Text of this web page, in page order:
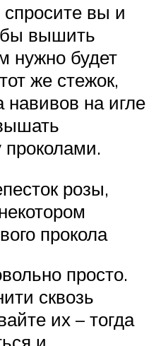
спросите вы и
вышить
нужно будет
же стежок,
навивов на игле
розы,
прокола
просто.
сквозь
их – тогда